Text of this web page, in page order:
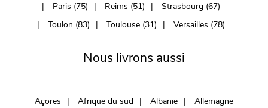
Paris (75)
Reims (51)
Strasbourg (67)
Toulon (83)
Toulouse (31) Versailles (78)
Nous livrons aussi
Açores Afrique du sud Albanie
Allemagne